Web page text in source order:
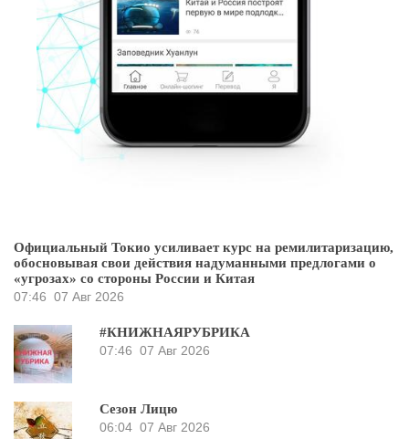
Официальный Токио усиливает курс на ремилитаризацию,
обосновывая свои действия надуманными предлогами о
«угрозах» со стороны России и Китая
07:46 07 Авг 2026
#КНИЖНАЯРУБРИКА
07:46 07 Авг 2026
Сезон Лицю
06:04 07 Авг 2026